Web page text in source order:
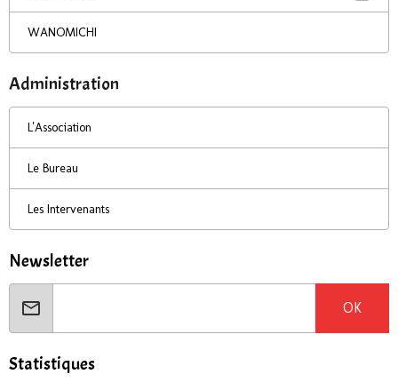
WANOMICHI
Administration
L'Association
Le Bureau
Les Intervenants
Newsletter
OK
Statistiques